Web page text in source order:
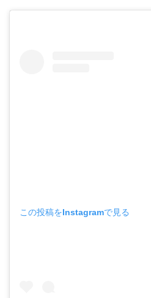
この投稿をInstagramで見る